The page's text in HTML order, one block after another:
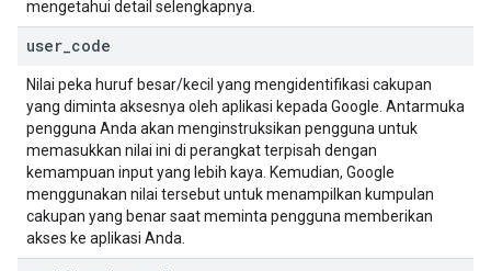
mengetahui detail selengkapnya.
user code
Nilai peka huruf besar/kecil yang mengidentifikasi cakupan
yang diminta aksesnya oleh aplikasi kepada Google. Antarmuka
pengguna Anda akan menginstruksikan pengguna untuk
memasukkan nilai ini di perangkat terpisah dengan
kemampuan input yang lebih kaya. Kemudian, Google
menggunakan nilai tersebut untuk menampilkan kumpulan
cakupan yang benar saat meminta pengguna memberikan
akses ke aplikasi Anda.